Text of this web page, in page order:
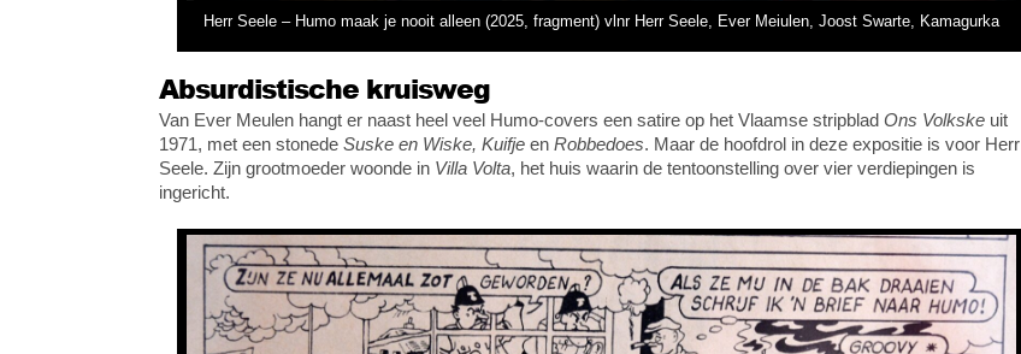
Herr Seele – Humo maak je nooit alleen (2025, fragment) vlnr Herr Seele, Ever Meiulen, Joost Swarte, Kamagurka
Absurdistische kruisweg
Van Ever Meulen hangt er naast heel veel Humo-covers een satire op het Vlaamse stripblad Ons Volkske uit
1971, met een stonede Suske en Wiske, Kuifje en Robbedoes. Maar de hoofdrol in deze expositie is voor Herr
Seele. Zijn grootmoeder woonde in Villa Volta, het huis waarin de tentoonstelling over vier verdiepingen is
ingericht.